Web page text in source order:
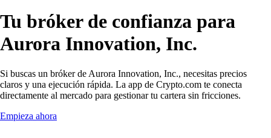
Tu bróker de confianza para
Aurora Innovation, Inc.
Si buscas un bróker de Aurora Innovation, Inc., necesitas precios
claros y una ejecución rápida. La app de Crypto.com te conecta
directamente al mercado para gestionar tu cartera sin fricciones.
Empieza ahora